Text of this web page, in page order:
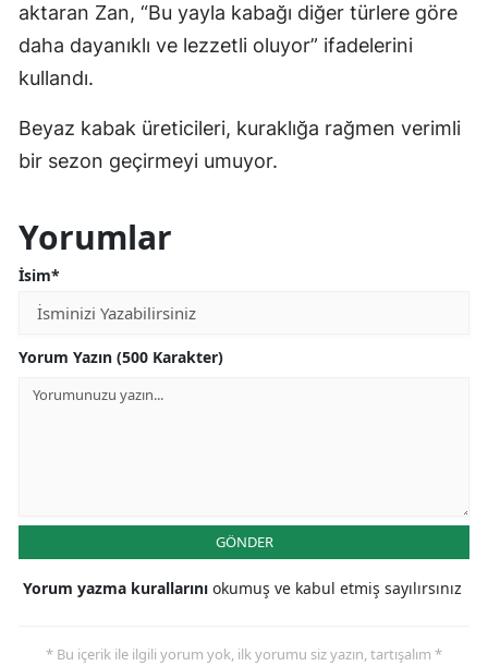
aktaran Zan, “Bu yayla kabağı diğer türlere göre
daha dayanıklı ve lezzetli oluyor” ifadelerini
kullandı.
Beyaz kabak üreticileri, kuraklığa rağmen verimli
bir sezon geçirmeyi umuyor.
Yorumlar
İsim*
Yorum Yazın (500 Karakter)
GÖNDER
Yorum yazma kurallarını okumuş ve kabul etmiş sayılırsınız
* Bu içerik ile ilgili yorum yok, ilk yorumu siz yazın, tartışalım *